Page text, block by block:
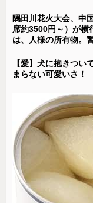
隅田川花火大会、中
席約3500円～）が
は、人様の所有物。
【愛】犬に抱きつい
まらない可愛いさ！